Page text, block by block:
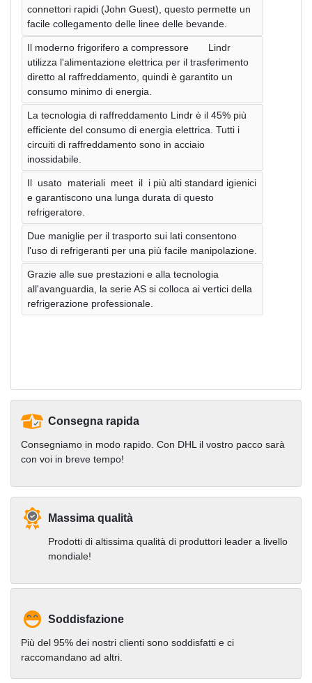
connettori rapidi (John Guest), questo permette un
facile collegamento delle linee delle bevande.
Il moderno frigorifero a compressore Lindr
utilizza l'alimentazione elettrica per il trasferimento
diretto al raffreddamento, quindi è garantito un
consumo minimo di energia.
La tecnologia di raffreddamento Lindr è il 45% più
efficiente del consumo di energia elettrica. Tutti i
circuiti di raffreddamento sono in acciaio
inossidabile.
Il usato materiali meet il i più alti standard igienici
e garantiscono una lunga durata di questo
refrigeratore.
Due maniglie per il trasporto sui lati consentono
l'uso di refrigeranti per una più facile manipolazione.
Grazie alle sue prestazioni e alla tecnologia
all'avanguardia, la serie AS si colloca ai vertici della
refrigerazione professionale.
Consegna rapida
Consegniamo in modo rapido. Con DHL il vostro pacco sarà
con voi in breve tempo!
Massima qualità
Prodotti di altissima qualità di produttori leader a livello
mondiale!
Soddisfazione
Più del 95% dei nostri clienti sono soddisfatti e ci
raccomandano ad altri.